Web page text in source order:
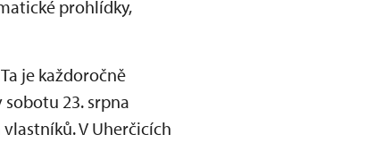
prohlídky,
je každoročně
23. srpna
V Uherčicích